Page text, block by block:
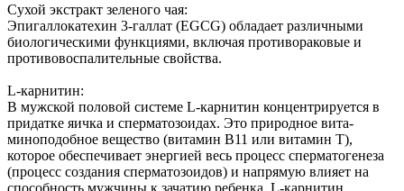
Сухой экстракт зеленого чая:
Эпигаллокатехин 3-галлат (EGCG) обладает различными
биологическими функциями, включая противораковые и
противовоспалительные свойства.
L-карнитин:
В мужской половой системе L-карнитин концентрируется в
придатке яичка и сперматозоидах. Это природное вита-
миноподобное вещество (витамин В11 или витамин Т),
которое обеспечивает энергией весь процесс сперматогенеза
(процесс создания сперматозоидов) и напрямую влияет на
способность мужчины к зачатию ребенка. L-карнитин